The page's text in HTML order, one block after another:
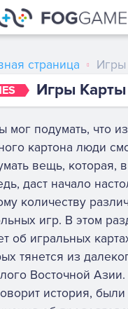
Игры Карты
страница Игры
мог подумать, что из
картона люди
вещь, которая,
даст начало
количеству
игр. В этом
об игральных
тянется из
Восточной
история,